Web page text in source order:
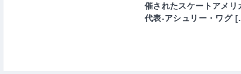
催されたスケートアメ
代表-アシュリー・ワグ